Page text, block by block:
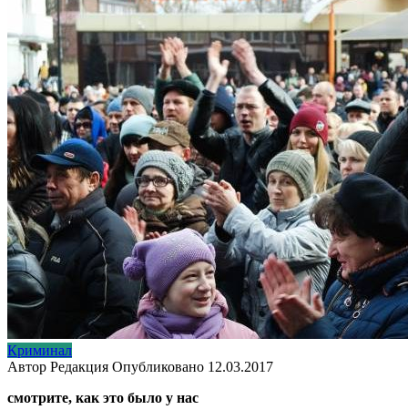
Криминал
Автор Редакция Опубликовано 12.03.2017
смотрите, как это было у нас